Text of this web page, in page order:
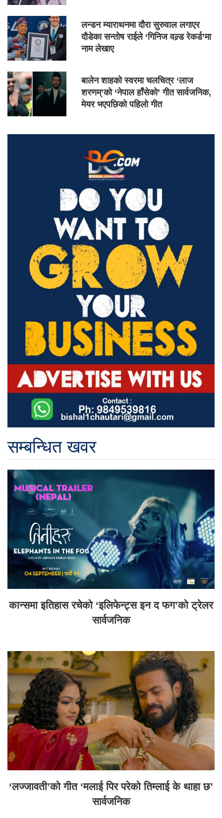
लन्डन म्याराथनमा दौरा सुरुवाल लगाएर
दौडेका सन्तोष राईले ‘गिनिज वल्र्ड रेकर्ड’मा
नाम लेखाए
बालेन शाहको स्वरमा चलचित्र ‘लाज
शरणम्’को ‘नेपाल हाँसेको’ गीत सार्वजनिक,
मेयर भएपछिको पहिलो गीत
सम्बन्धित खवर
कान्समा इतिहास रचेको ‘इलिफेन्ट्स इन द फग’को ट्रेलर
सार्वजनिक
‘लज्जावती’को गीत ‘मलाई पिर परेको तिम्लाई के थाहा छ’
सार्वजनिक